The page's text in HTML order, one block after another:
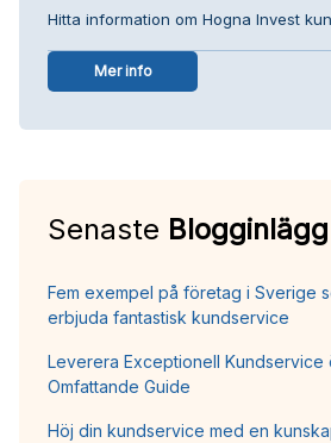
Hitta information om Hogna Invest
Mer info
Senaste Blogginlägg
Fem exempel på företag i Sverige
erbjuda fantastisk kundservice
Leverera Exceptionell Kundservice
Omfattande Guide
Höj din kundservice med en